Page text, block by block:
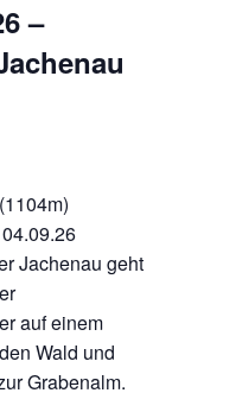
–
Jachenau geht
auf einem
Wald und
Grabenalm.